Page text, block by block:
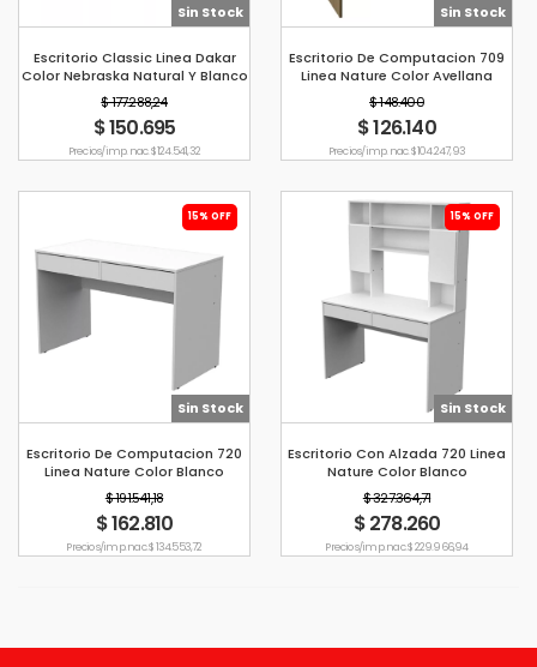
Sin Stock
Escritorio Classic Linea Dakar
Color Nebraska Natural Y Blanco
Mosconi
$ 177.288,24
$ 150.695
Precio s/imp. nac. $ 124.541,32
Sin Stock
Escritorio De Computacion 709
Linea Nature Color Avellana
Mosconi
$ 148.400
$ 126.140
Precio s/imp. nac. $ 104.247,93
15% OFF
Sin Stock
Escritorio De Computacion 720
Linea Nature Color Blanco
Mosconi
$ 191.541,18
$ 162.810
Precio s/imp. nac. $ 134.553,72
15% OFF
Sin Stock
Escritorio Con Alzada 720 Linea
Nature Color Blanco
$ 327.364,71
$ 278.260
Precio s/imp. nac. $ 229.966,94